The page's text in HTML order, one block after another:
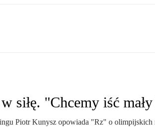
siłę. "Chcemy iść
Piotr Kunysz opowiada "Rz" o